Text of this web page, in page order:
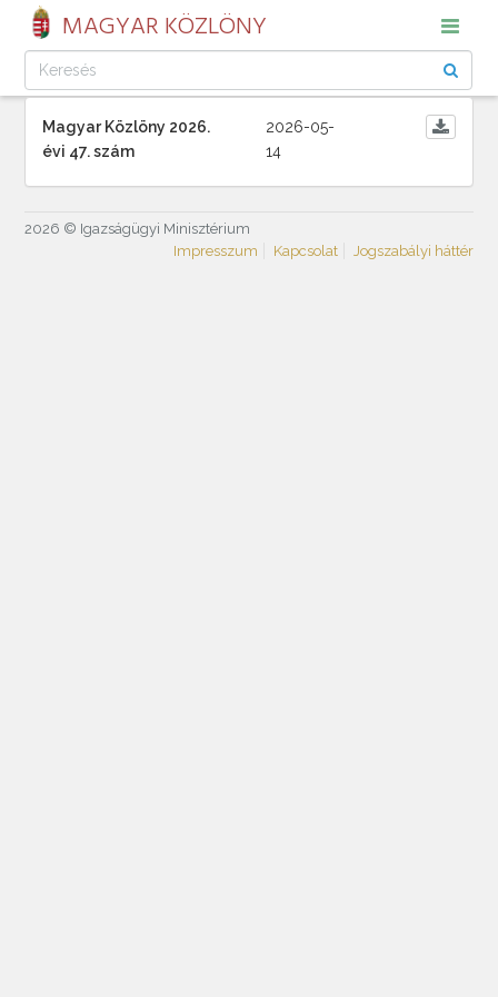
MAGYAR KÖZLÖNY
Magyar Közlöny 2026.
évi 47. szám
2026-05-
14
2026 © Igazságügyi Minisztérium
Impresszum
Kapcsolat Jogszabályi háttér